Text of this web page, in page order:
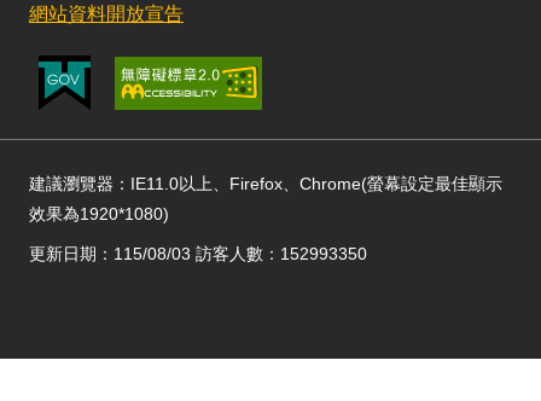
網站資料開放宣告
建議瀏覽器：IE11.0以上、Firefox、Chrome(螢幕設定最佳顯示
效果為1920*1080)
更新日期：115/08/03 訪客人數：152993350